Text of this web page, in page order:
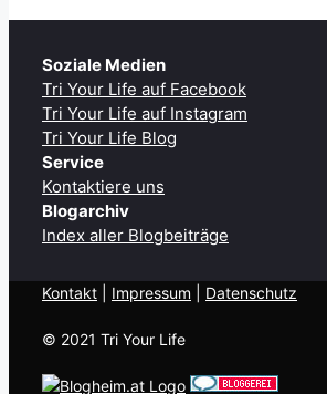
Soziale Medien
Tri Your Life auf Facebook
Tri Your Life auf Instagram
Tri Your Life Blog
Service
Kontaktiere uns
Blogarchiv
Index aller Blogbeiträge
Kontakt Impressum Datenschutz
© 2021 Tri Your Life